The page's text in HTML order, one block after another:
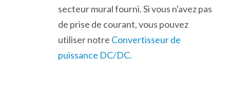
secteur mural fourni. Si vous n'avez pas
de prise de courant, vous pouvez
utiliser notre Convertisseur de
puissance DC/DC.